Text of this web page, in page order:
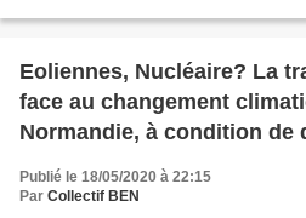
Eoliennes, Nucléaire? La
face au changement
Normandie, à condition de
Publié le 18/05/2020 à 22:15
Par Collectif BEN